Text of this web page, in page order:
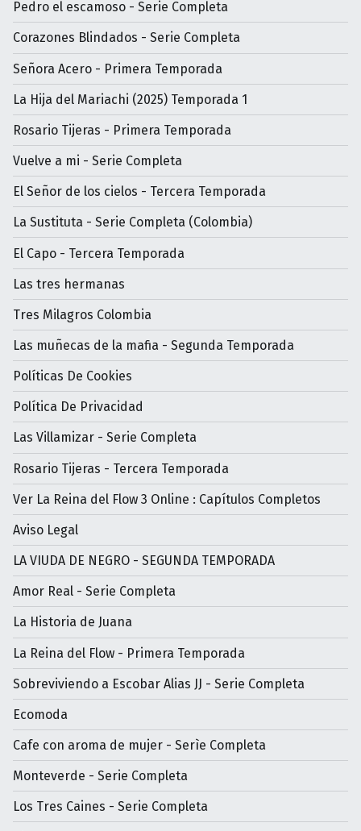
Pedro el escamoso - Serie Completa
Corazones Blindados - Serie Completa
Señora Acero - Primera Temporada
La Hija del Mariachi (2025) Temporada 1
Rosario Tijeras - Primera Temporada
Vuelve a mi - Serie Completa
El Señor de los cielos - Tercera Temporada
La Sustituta - Serie Completa (Colombia)
El Capo - Tercera Temporada
Las tres hermanas
Tres Milagros Colombia
Las muñecas de la mafia - Segunda Temporada
Políticas De Cookies
Política De Privacidad
Las Villamizar - Serie Completa
Rosario Tijeras - Tercera Temporada
Ver La Reina del Flow 3 Online : Capítulos Completos
Aviso Legal
LA VIUDA DE NEGRO - SEGUNDA TEMPORADA
Amor Real - Serie Completa
La Historia de Juana
La Reina del Flow - Primera Temporada
Sobreviviendo a Escobar Alias JJ - Serie Completa
Ecomoda
Cafe con aroma de mujer - Serìe Completa
Monteverde - Serie Completa
Los Tres Caines - Serie Completa